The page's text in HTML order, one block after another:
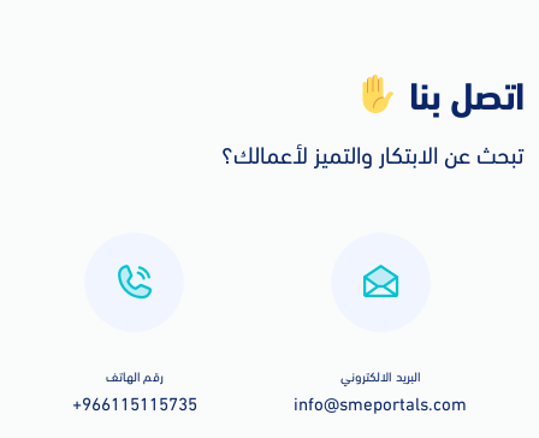
اتصل بنا
تبحث عن الابتكار والتميز لأعمالك؟
البريد الالكتروني
info@smeportals.com
رقم الهاتف
+966115115735